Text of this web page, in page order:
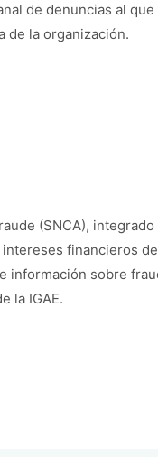
de denuncias al
de la organización.
(SNCA),
financieros
información sobre
la IGAE.